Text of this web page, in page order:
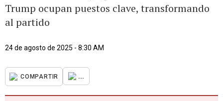
Trump ocupan puestos clave, transformando
al partido
24 de agosto de 2025 - 8:30 AM
COMPARTIR ...